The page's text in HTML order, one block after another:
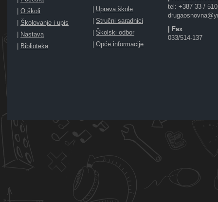
| O školi
| Školovanje i upis
| Nastava
| Biblioteka
| Uprava škole
| Stručni saradnici
| Školski odbor
| Opće informacije
tel: +387 33 /
| Fax
033/514-137